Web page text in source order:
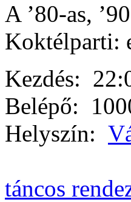
A ’80-as,
Koktélparti:
Kezdés:
Belépő:
Helyszín:
táncos